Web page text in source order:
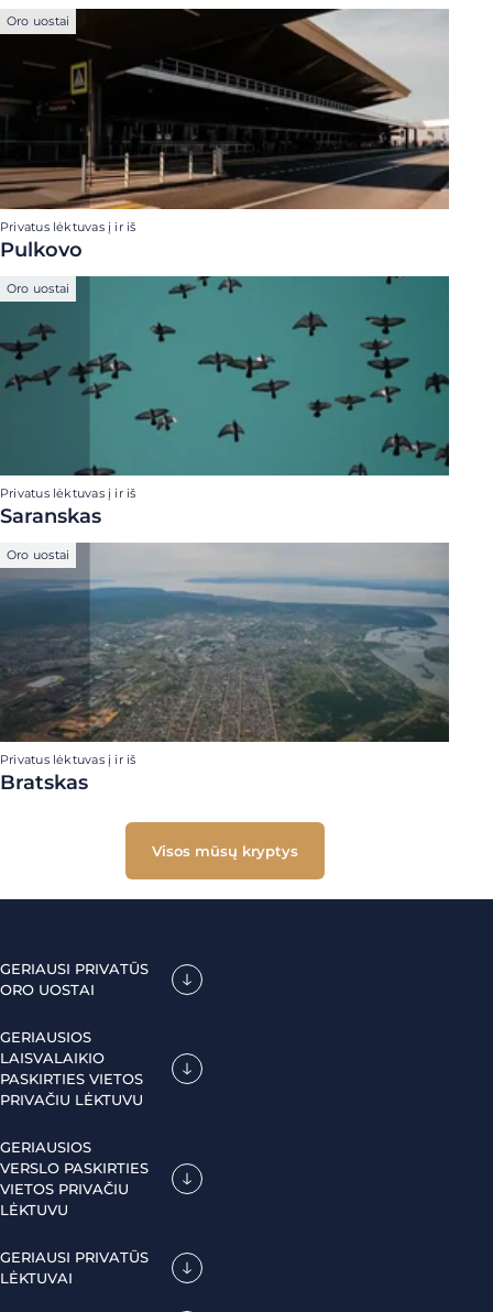
Oro uostai
Privatus lėktuvas į ir iš
Pulkovo
Oro uostai
Privatus lėktuvas į ir iš
Saranskas
Oro uostai
Privatus lėktuvas į ir iš
Bratskas
Visos mūsų kryptys
GERIAUSI PRIVATŪS
ORO UOSTAI
GERIAUSIOS
LAISVALAIKIO
PASKIRTIES VIETOS
PRIVAČIU LĖKTUVU
GERIAUSIOS
VERSLO PASKIRTIES
VIETOS PRIVAČIU
LĖKTUVU
GERIAUSI PRIVATŪS
LĖKTUVAI